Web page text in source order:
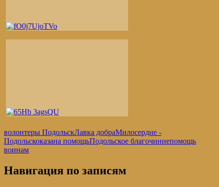
волонтеры ПодольскЛавка добраМилосердие -
Подольскоказана помощьПодольское благочиниепомощь
воинам
Навигация по записям